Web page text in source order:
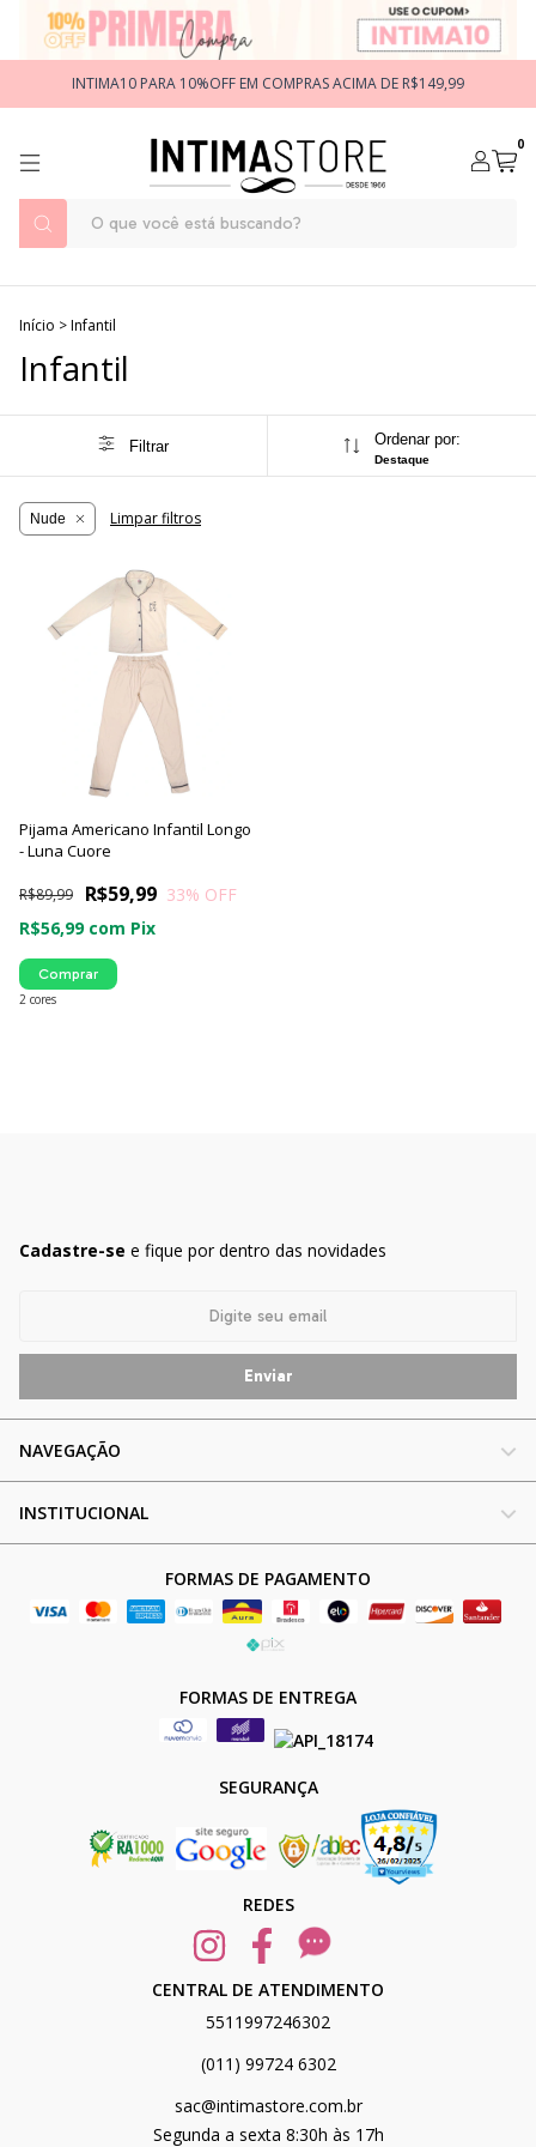
INTIMA10 PARA 10%OFF EM COMPRAS ACIMA DE R$149,99
0
Início >Infantil
Infantil
Filtrar Ordenar por:
Destaque
Nude Limpar filtros
Pijama Americano Infantil Longo
- Luna Cuore
R$59,99
R$89,99 33% OFF
R$56,99 com Pix
2 cores
Comprar
Cadastre-se e fique por dentro das novidades
NAVEGAÇÃO
INSTITUCIONAL
FORMAS DE PAGAMENTO
FORMAS DE ENTREGA
SEGURANÇA
REDES
CENTRAL DE ATENDIMENTO
5511997246302
(011) 99724 6302
sac@intimastore.com.br
Segunda a sexta 8:30h às 17h